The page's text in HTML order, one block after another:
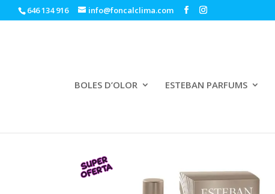
646 134 916 info@foncalclima.com
BOLES D’OLOR ESTEBAN PARFUMS